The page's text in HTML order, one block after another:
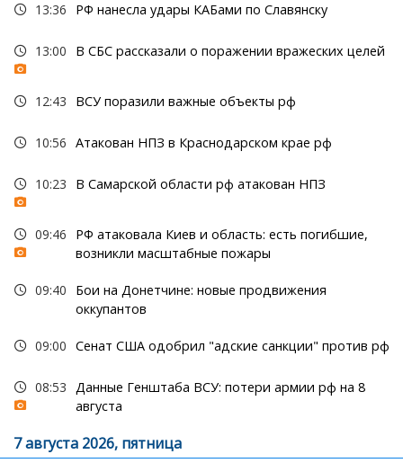
13:36 РФ нанесла удары КАБами по Славянску
13:00 В СБС рассказали о поражении вражеских целей
12:43 ВСУ поразили важные объекты рф
10:56 Атакован НПЗ в Краснодарском крае рф
10:23 В Самарской области рф атакован НПЗ
09:46
РФ атаковала Киев и область: есть погибшие,
возникли масштабные пожары
09:40
Бои на Донетчине: новые продвижения
оккупантов
09:00 Сенат США одобрил "адские санкции" против рф
08:53 Данные Генштаба ВСУ: потери армии рф на 8
августа
7 августа 2026, пятница